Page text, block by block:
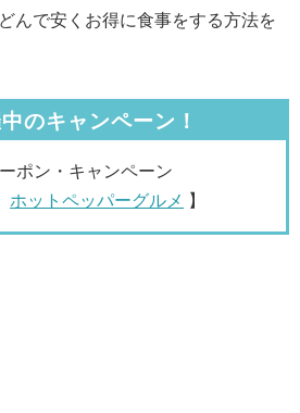
んで安くお得に食事をする方法を
のキャンペーン！
ポン・キャンペーン
ホットペッパーグルメ 】